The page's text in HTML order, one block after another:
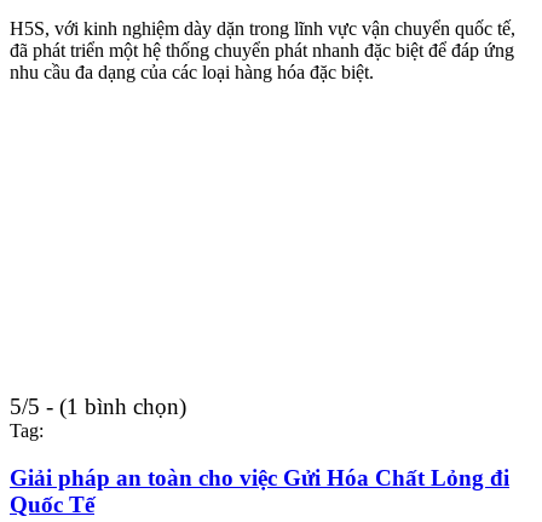
H5S, với kinh nghiệm dày dặn trong lĩnh vực vận chuyển quốc tế,
đã phát triển một hệ thống chuyển phát nhanh đặc biệt để đáp ứng
nhu cầu đa dạng của các loại hàng hóa đặc biệt.
5/5 - (1 bình chọn)
Tag:
Giải pháp an toàn cho việc Gửi Hóa Chất Lỏng đi
Quốc Tế